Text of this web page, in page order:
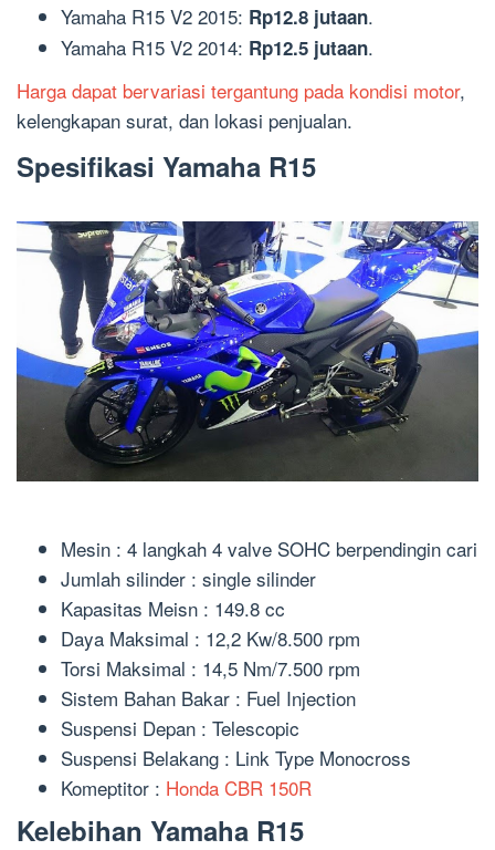
Yamaha R15 V2 2015: Rp12.8 jutaan.
Yamaha R15 V2 2014: Rp12.5 jutaan.
Harga dapat bervariasi tergantung pada kondisi motor,
kelengkapan surat, dan lokasi penjualan.
Spesifikasi Yamaha R15
Mesin : 4 langkah 4 valve SOHC berpendingin cari
Jumlah silinder : single silinder
Kapasitas Meisn : 149.8 cc
Daya Maksimal : 12,2 Kw/8.500 rpm
Torsi Maksimal : 14,5 Nm/7.500 rpm
Sistem Bahan Bakar : Fuel Injection
Suspensi Depan : Telescopic
Suspensi Belakang : Link Type Monocross
Komeptitor : Honda CBR 150R
Kelebihan Yamaha R15